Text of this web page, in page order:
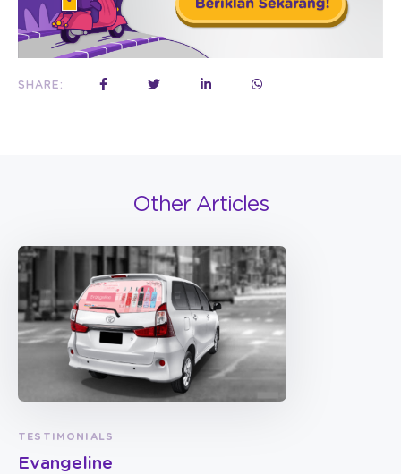
SHARE:
Other Articles
TESTIMONIALS
Evangeline